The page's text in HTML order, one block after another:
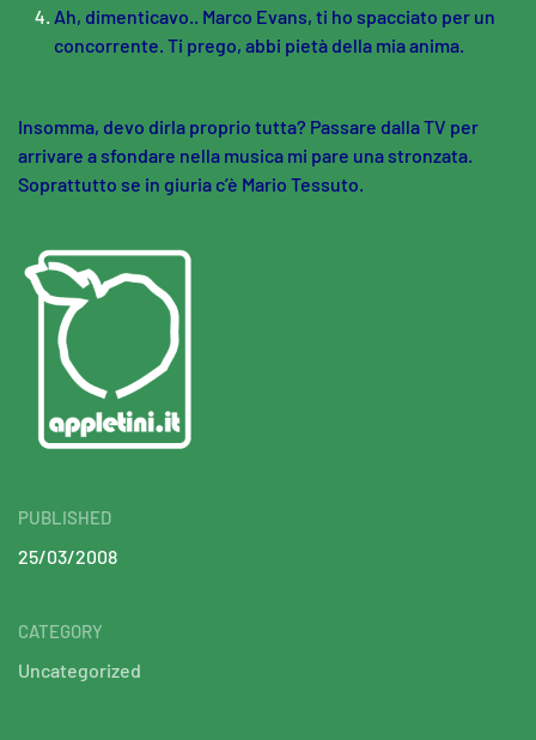
Ah, dimenticavo.. Marco Evans, ti ho spacciato per un
concorrente. Ti prego, abbi pietà della mia anima.
Insomma, devo dirla proprio tutta? Passare dalla TV per
arrivare a sfondare nella musica mi pare una stronzata.
Soprattutto se in giuria c’è Mario Tessuto.
PUBLISHED
25/03/2008
CATEGORY
Uncategorized